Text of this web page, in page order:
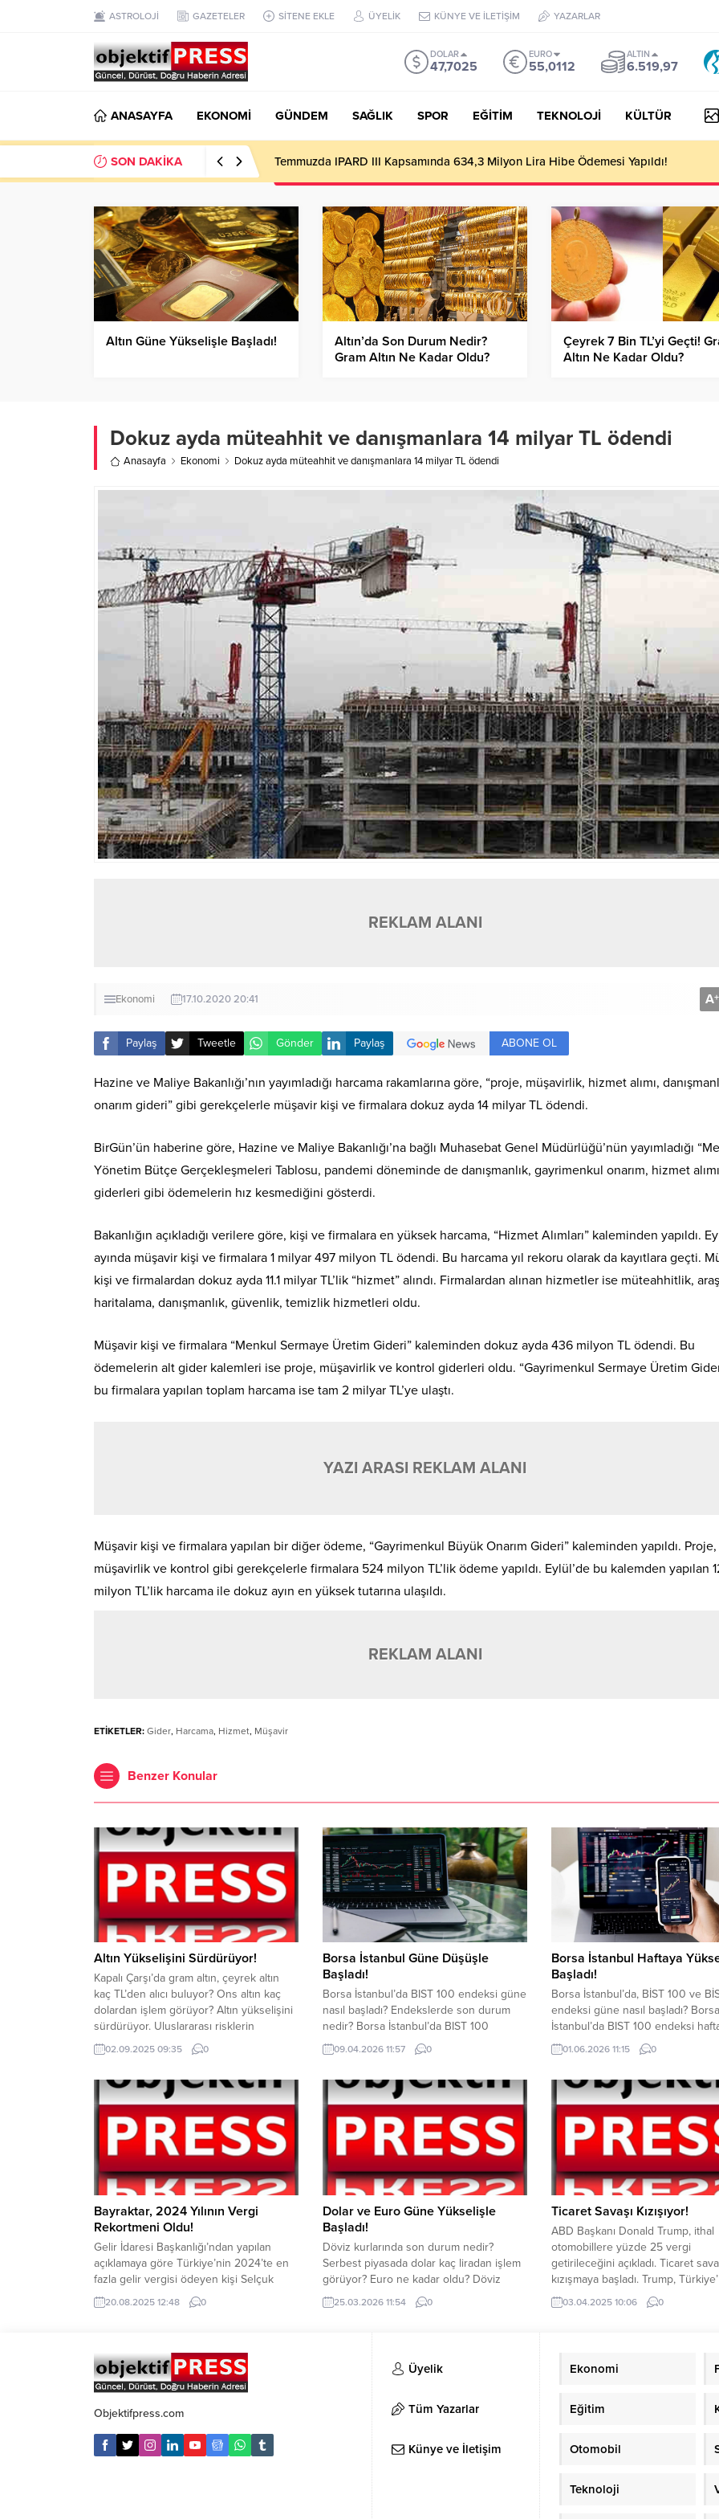
ASTROLOJİ GAZETELER SİTENE EKLE ÜYELİK KÜNYE VE İLETİŞİM YAZARLAR
DOLAR
47,7025
EURO
55,0112
ALTIN
6.519,97
ANASAYFA EKONOMİ GÜNDEM SAĞLIK SPOR EĞİTİM TEKNOLOJİ KÜLTÜR
SON DAKİKA Temmuzda IPARD III Kapsamında 634,3 Milyon Lira Hibe Ödemesi Yapıldı!
Altın Güne Yükselişle Başladı!
Altın’da Son Durum Nedir?
Gram Altın Ne Kadar Oldu?
Çeyrek 7 Bin TL’yi Geçti!
Altın Ne Kadar Oldu?
Dokuz ayda müteahhit ve danışmanlara 14 milyar TL ödendi
Anasayfa Ekonomi Dokuz ayda müteahhit ve danışmanlara 14 milyar TL ödendi
REKLAM ALANI
Ekonomi 17.10.2020 20:41 A+
Paylaş Tweetle Gönder Paylaş ABONE OL
Hazine ve Maliye Bakanlığı’nın yayımladığı harcama rakamlarına göre, “proje, müşavirlik, hizmet alımı,
onarım gideri” gibi gerekçelerle müşavir kişi ve firmalara dokuz ayda 14 milyar TL ödendi.
BirGün’ün haberine göre, Hazine ve Maliye Bakanlığı’na bağlı Muhasebat Genel Müdürlüğü’nün yayımladığı
Yönetim Bütçe Gerçekleşmeleri Tablosu, pandemi döneminde de danışmanlık, gayrimenkul onarım, hizmet
giderleri gibi ödemelerin hız kesmediğini gösterdi.
Bakanlığın açıkladığı verilere göre, kişi ve firmalara en yüksek harcama, “Hizmet Alımları” kaleminden yapıldı.
ayında müşavir kişi ve firmalara 1 milyar 497 milyon TL ödendi. Bu harcama yıl rekoru olarak da kayıtlara geçti.
kişi ve firmalardan dokuz ayda 11.1 milyar TL’lik “hizmet” alındı. Firmalardan alınan hizmetler ise müteahhitlik,
haritalama, danışmanlık, güvenlik, temizlik hizmetleri oldu.
Müşavir kişi ve firmalara “Menkul Sermaye Üretim Gideri” kaleminden dokuz ayda 436 milyon TL ödendi. Bu
ödemelerin alt gider kalemleri ise proje, müşavirlik ve kontrol giderleri oldu. “Gayrimenkul Sermaye Üretim
bu firmalara yapılan toplam harcama ise tam 2 milyar TL’ye ulaştı.
YAZI ARASI REKLAM ALANI
Müşavir kişi ve firmalara yapılan bir diğer ödeme, “Gayrimenkul Büyük Onarım Gideri” kaleminden yapıldı. Proje,
müşavirlik ve kontrol gibi gerekçelerle firmalara 524 milyon TL’lik ödeme yapıldı. Eylül’de bu kalemden yapılan
milyon TL’lik harcama ile dokuz ayın en yüksek tutarına ulaşıldı.
REKLAM ALANI
ETİKETLER: Gider, Harcama, Hizmet, Müşavir
Benzer Konular
Altın Yükselişini Sürdürüyor!
Kapalı Çarşı’da gram altın, çeyrek altın
kaç TL’den alıcı buluyor? Ons altın kaç
dolardan işlem görüyor? Altın yükselişini
sürdürüyor. Uluslararası risklerin
artmasıyla birlikte güvenli liman olarak
bilinen altında hareketlilik devam ediyor.
Kapalı Çarşı’da altın fiyatları; Saat 09.35
itibariyle gram altın 4.618 TL, çeyrek
altın...
02.09.2025 09:35 0
Borsa İstanbul Güne Düşüşle
Başladı!
Borsa İstanbul’da BIST 100 endeksi güne
nasıl başladı? Endekslerde son durum
nedir? Borsa İstanbul’da BIST 100
endeksi, güne düşüşle başladı. Jeopolitik
riskler, faiz beklentileri, döviz ve altının
düşmesinde etkili oldu. Önceki kapanışa
göre yaklaşık yüzde 0,05 azalışla
başlayan BİST 100 endeksi, güne
yaklaşık 13.530,61 puandan işlem...
09.04.2026 11:57 0
Borsa İstanbul Haftaya
Başladı!
Borsa İstanbul’da, BİST 100 ve
endeksi güne nasıl başladı? Borsa
İstanbul’da BIST 100 endeksi
işlem gününe yükselişle başladı.
100 endeksi açılışta yaklaşık
başladı. BİST 100 endeksi, salı
kapanışı 1.64 kayıpla 13.662,75
yaptı. BİST 100 endeksi, saat
01.06.2026 11:15 0
Bayraktar, 2024 Yılının Vergi
Rekortmeni Oldu!
Gelir İdaresi Başkanlığı’ndan yapılan
açıklamaya göre Türkiye’nin 2024’te en
fazla gelir vergisi ödeyen kişi Selçuk
bayraktar oldu. Gelir İdaresi Başkanlığı
tarafından açıklanan “Gelir vergisi
sırayı aldı. Bayraktar, 2 milyar 767 milyon
587 bin lira ile listenin birinci sırasında
yer aldı.
20.08.2025 12:48 0
Dolar ve Euro Güne Yükselişle
Başladı!
Döviz kurlarında son durum nedir?
Serbest piyasada dolar kaç liradan işlem
görüyor? Euro ne kadar oldu? Döviz
piyasasında dolar ve euro güne
yükselişle başladı. ABD Merkez
doların yükselmesinde etkili olmaya
devam ediyor. Dolar dün günü 44.33
TL’den kapattı. Bugün güne 44.34 TL’den
işlem görmeye başlayan dolar,...
25.03.2026 11:54 0
Ticaret Savaşı Kızışıyor!
ABD Başkanı Donald Trump, ithal
otomobillere yüzde 25 vergi
getirileceğini açıkladı. Ticaret
kızışmaya başladı. Trump,
aralarında bulunduğu çok sayıda
ek gümrük vergisi getiren
çağı geliyor” diyerek kararnameyi
kararnameye...
03.04.2025 10:06 0
Objektifpress.com
Üyelik
Tüm Yazarlar
Künye ve İletişim
Ekonomi
Eğitim
Otomobil
Teknoloji